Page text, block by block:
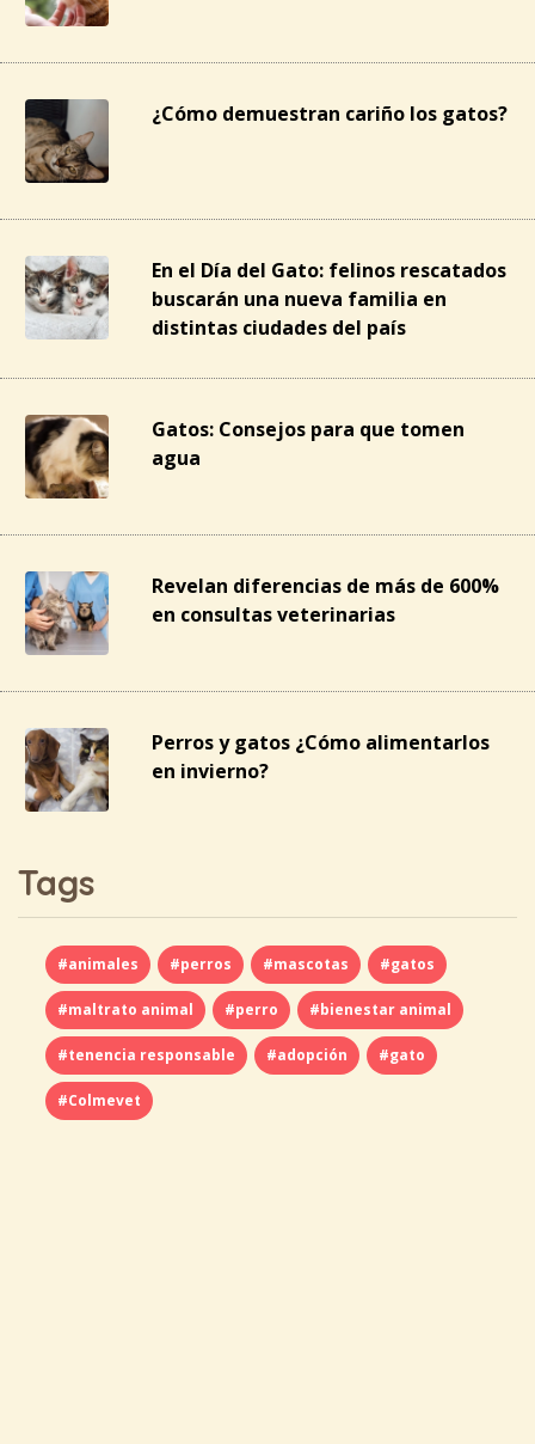
¿Cómo demuestran cariño los gatos?
En el Día del Gato: felinos rescatados
buscarán una nueva familia en
distintas ciudades del país
Gatos: Consejos para que tomen
agua
Revelan diferencias de más de 600%
en consultas veterinarias
Perros y gatos ¿Cómo alimentarlos
en invierno?
Tags
#animales #perros #mascotas #gatos
#maltrato animal #perro #bienestar animal
#tenencia responsable #adopción #gato
#Colmevet